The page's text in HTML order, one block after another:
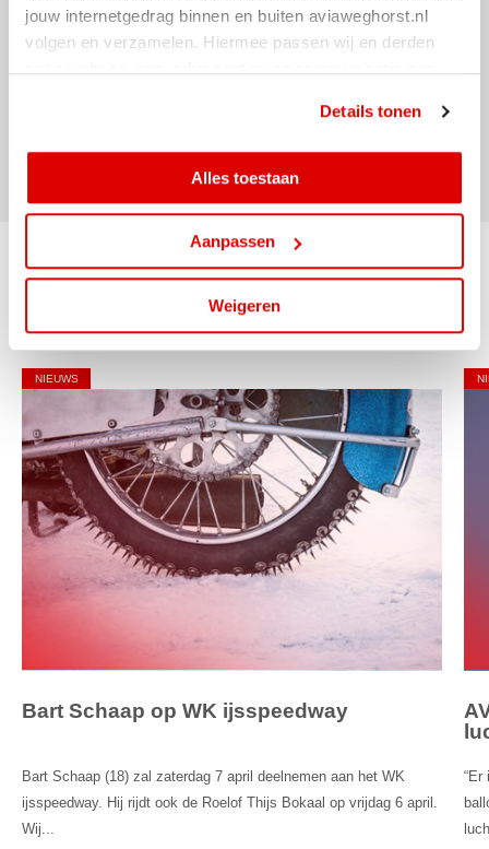
jouw internetgedrag binnen en buiten aviaweghorst.nl
volgen en verzamelen. Hiermee passen wij en derden
ga je hiermee akkoord. Je kunt je cookievoorkeuren altijd
Details tonen
Alles toestaan
Aanpassen
Weigeren
Dus luister vanaf 07:15 mee naar Radio 10 en kijk hoe goed jij kan
inschatten!
Gerelateerde artikelen
NIEUWS
Bart Schaap op WK ijsspeedway
Bart Schaap (18) zal zaterdag 7 april deelnemen aan het WK
ijsspeedway. Hij rijdt ook de Roelof Thijs Bokaal op vrijdag 6 april.
Wij...
“Er